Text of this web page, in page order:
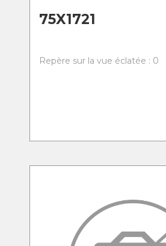
75X1721
Repère sur la vue éclatée : 0